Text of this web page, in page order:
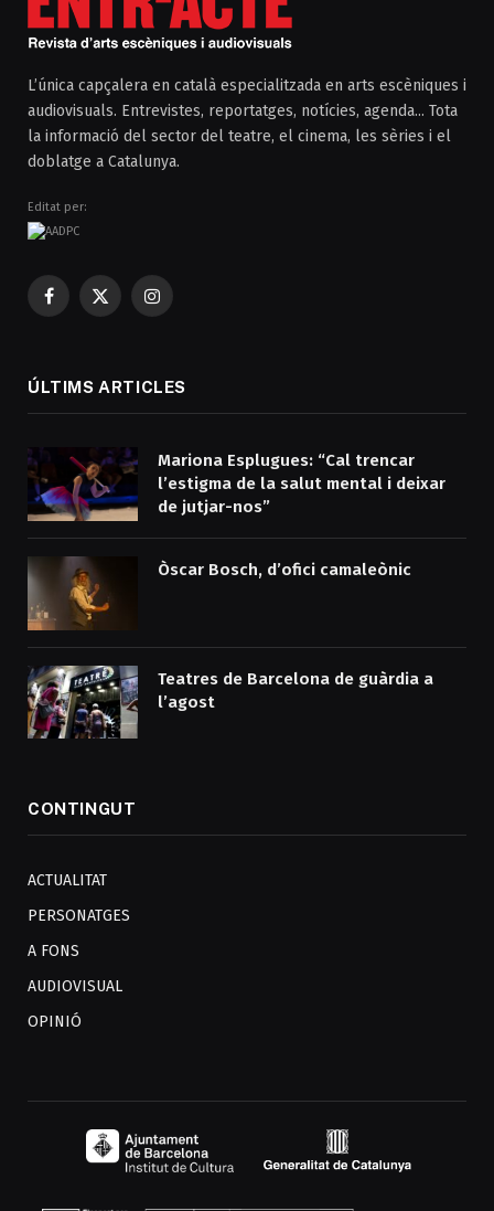
L’única capçalera en català especialitzada en arts escèniques i
audiovisuals. Entrevistes, reportatges, notícies, agenda... Tota
la informació del sector del teatre, el cinema, les sèries i el
doblatge a Catalunya.
Editat per:
Facebook
X
Instagram
ÚLTIMS ARTICLES
Mariona Esplugues: “Cal trencar
l’estigma de la salut mental i deixar
de jutjar-nos”
Òscar Bosch, d’ofici camaleònic
Teatres de Barcelona de guàrdia a
l’agost
CONTINGUT
ACTUALITAT
PERSONATGES
A FONS
AUDIOVISUAL
OPINIÓ